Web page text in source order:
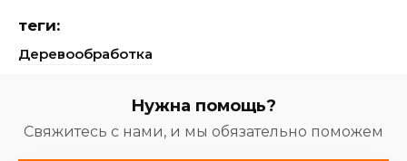
теги:
Деревообработка
Нужна помощь?
Свяжитесь с нами, и мы обязательно поможем